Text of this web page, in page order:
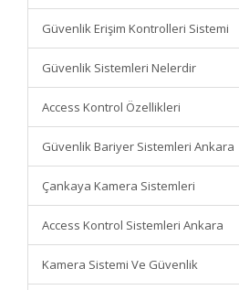
Güvenlik Erişim Kontrolleri Sistemi
Güvenlik Sistemleri Nelerdir
Access Kontrol Özellikleri
Güvenlik Bariyer Sistemleri Ankara
Çankaya Kamera Sistemleri
Access Kontrol Sistemleri Ankara
Kamera Sistemi Ve Güvenlik